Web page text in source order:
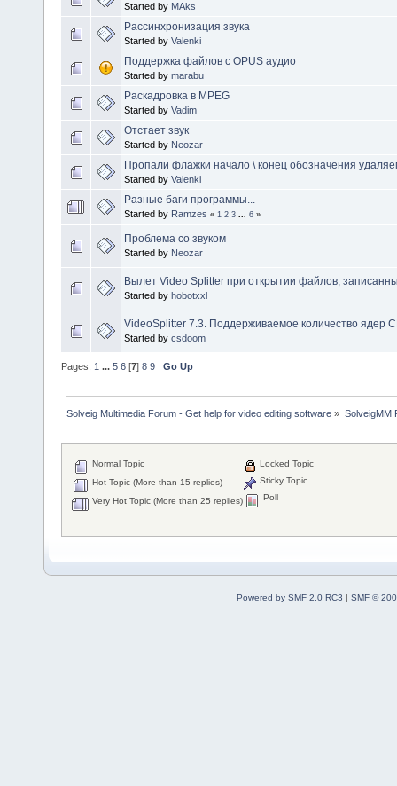
Started by MAks
Рассинхронизация звука
Started by Valenki
Поддержка файлов с OPUS аудио
Started by marabu
Раскадровка в MPEG
Started by Vadim
Отстает звук
Started by Neozar
Пропали флажки начало \ конец обозначения
Started by Valenki
Разные баги программы...
Started by Ramzes « 1 2 3 ... 6 »
Проблема со звуком
Started by Neozar
Вылет Video Splitter при открытии файлов,
Started by hobotxxl
VideoSplitter 7.3. Поддерживаемое количество ядер
Started by csdoom
Pages: 1 ... 5 6 [7] 8 9 Go Up
Solveig Multimedia Forum - Get help for video editing software » SolveigMM
Normal Topic
Hot Topic (More than 15 replies)
Very Hot Topic (More than 25 replies)
Locked Topic
Sticky Topic
Poll
Powered by SMF 2.0 RC3 | SMF ©